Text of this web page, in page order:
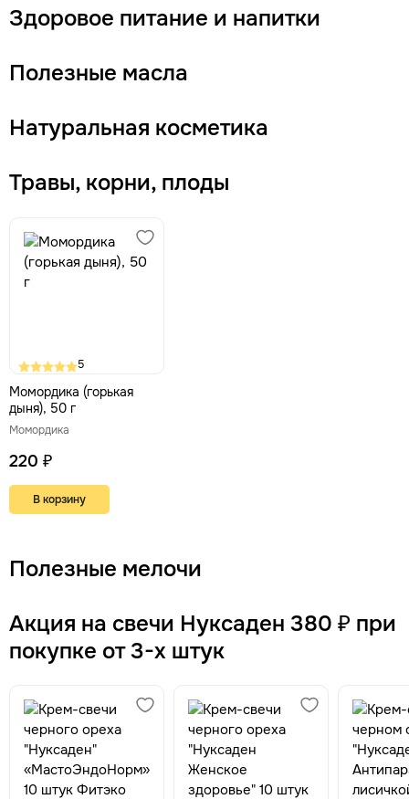
Здоровое питание и напитки
Полезные масла
Натуральная косметика
Травы, корни, плоды
5
Момордика (горькая
дыня), 50 г
Момордика
220 ₽
В корзину
Полезные мелочи
Акция на свечи Нуксаден 380 ₽ при
покупке от 3-х штук